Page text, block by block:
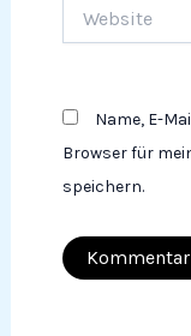
Name, E-
Browser für
speichern.